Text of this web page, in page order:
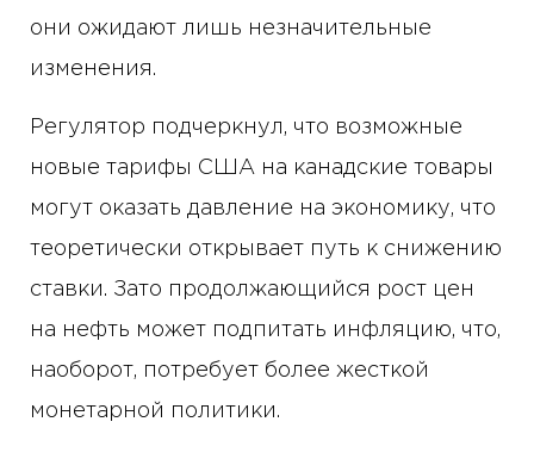
они ожидают лишь незначительные
изменения.
Регулятор подчеркнул, что возможные
новые тарифы США на канадские товары
могут оказать давление на экономику, что
теоретически открывает путь к снижению
ставки. Зато продолжающийся рост цен
на нефть может подпитать инфляцию, что,
наоборот, потребует более жесткой
монетарной политики.